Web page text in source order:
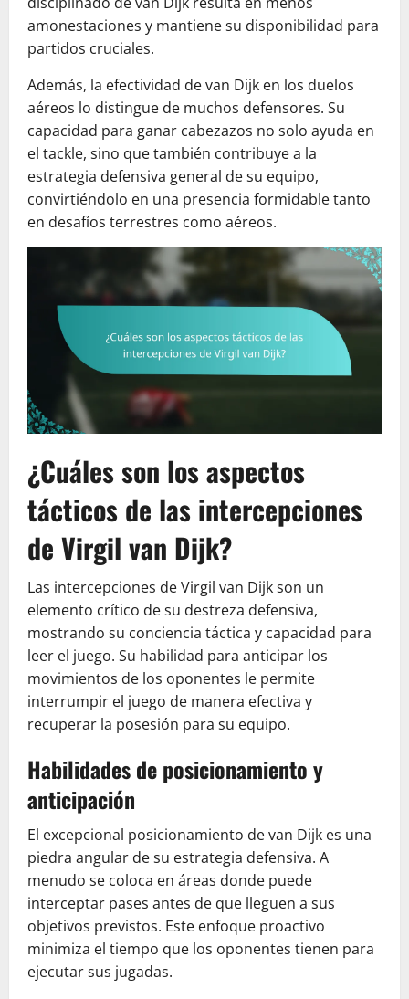
amonestaciones y mantiene su disponibilidad para
partidos cruciales.
Además, la efectividad de van Dijk en los duelos
aéreos lo distingue de muchos defensores. Su
capacidad para ganar cabezazos no solo ayuda en
el tackle, sino que también contribuye a la
estrategia defensiva general de su equipo,
convirtiéndolo en una presencia formidable tanto
en desafíos terrestres como aéreos.
¿Cuáles son los aspectos
tácticos de las intercepciones
de Virgil van Dijk?
Las intercepciones de Virgil van Dijk son un
elemento crítico de su destreza defensiva,
mostrando su conciencia táctica y capacidad para
leer el juego. Su habilidad para anticipar los
movimientos de los oponentes le permite
interrumpir el juego de manera efectiva y
recuperar la posesión para su equipo.
Habilidades de posicionamiento y
anticipación
El excepcional posicionamiento de van Dijk es una
piedra angular de su estrategia defensiva. A
menudo se coloca en áreas donde puede
interceptar pases antes de que lleguen a sus
objetivos previstos. Este enfoque proactivo
minimiza el tiempo que los oponentes tienen para
ejecutar sus jugadas.